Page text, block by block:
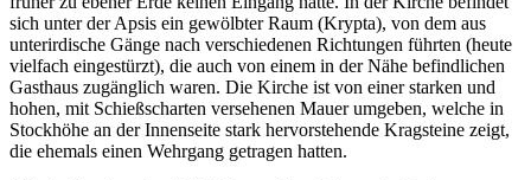
sich unter der Apsis ein gewölbter Raum (Krypta), von dem aus
unterirdische Gänge nach verschiedenen Richtungen führten (heute
vielfach eingestürzt), die auch von einem in der Nähe befindlichen
Gasthaus zugänglich waren. Die Kirche ist von einer starken und
hohen, mit Schießscharten versehenen Mauer umgeben, welche in
Stockhöhe an der Innenseite stark hervorstehende Kragsteine zeigt,
die ehemals einen Wehrgang getragen hatten.